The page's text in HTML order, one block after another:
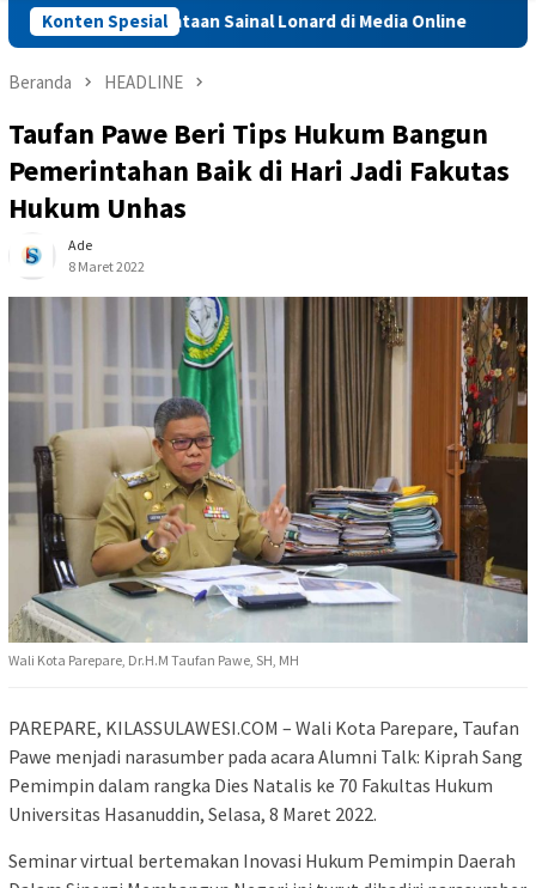
Konten Spesial
Pernyataan Sainal Lonard di Media Online Sidrap
Beranda HEADLINE
Taufan Pawe Beri Tips Hukum Bangun
Pemerintahan Baik di Hari Jadi Fakutas
Hukum Unhas
Ade
8 Maret 2022
Wali Kota Parepare, Dr.H.M Taufan Pawe, SH, MH
PAREPARE, KILASSULAWESI.COM – Wali Kota Parepare, Taufan
Pawe menjadi narasumber pada acara Alumni Talk: Kiprah Sang
Pemimpin dalam rangka Dies Natalis ke 70 Fakultas Hukum
Universitas Hasanuddin, Selasa, 8 Maret 2022.
Seminar virtual bertemakan Inovasi Hukum Pemimpin Daerah